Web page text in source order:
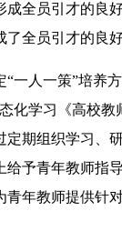
全员引才的良
全员引才的良好
人一策”培养
化学习《高校
期组织学习、
予青年教师指
年教师提供针